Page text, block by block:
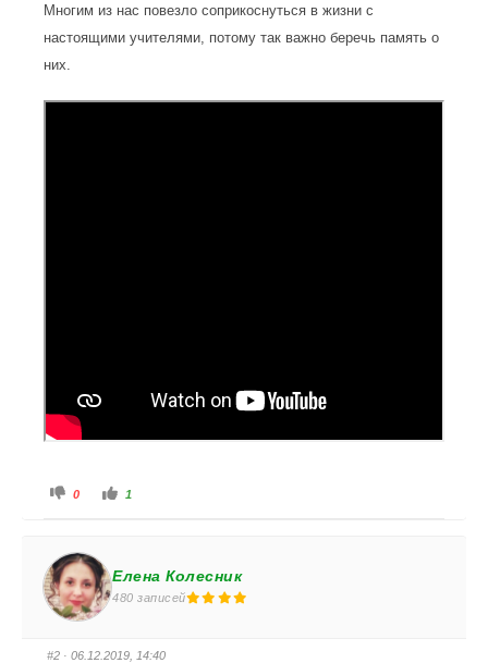
Многим из нас повезло соприкоснуться в жизни с
настоящими учителями, потому так важно беречь память о
них.
Голосуйте - палец вниз.
0 Голосуйте - палец вверх.
1
Елена Колесник
480 записей
#2 · 06.12.2019, 14:40